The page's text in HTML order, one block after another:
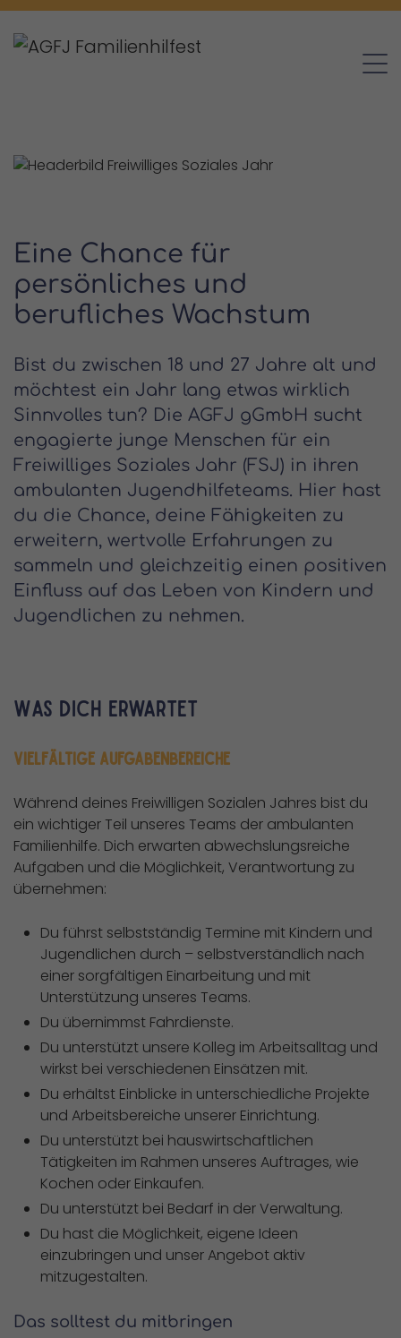
Eine Chance für
persönliches und
berufliches Wachstum
Bist du zwischen 18 und 27 Jahre alt und
möchtest ein Jahr lang etwas wirklich
Sinnvolles tun? Die AGFJ gGmbH sucht
engagierte junge Menschen für ein
Freiwilliges Soziales Jahr (FSJ) in ihren
ambulanten Jugendhilfeteams. Hier hast
du die Chance, deine Fähigkeiten zu
erweitern, wertvolle Erfahrungen zu
sammeln und gleichzeitig einen positiven
Einfluss auf das Leben von Kindern und
Jugendlichen zu nehmen.
Was dich erwartet
Vielfältige Aufgabenbereiche
Während deines Freiwilligen Sozialen Jahres bist du
ein wichtiger Teil unseres Teams der ambulanten
Familienhilfe. Dich erwarten abwechslungsreiche
Aufgaben und die Möglichkeit, Verantwortung zu
übernehmen:
Du führst selbstständig Termine mit Kindern und
Jugendlichen durch – selbstverständlich nach
einer sorgfältigen Einarbeitung und mit
Unterstützung unseres Teams.
Du übernimmst Fahrdienste.
Du unterstützt unsere Kolleg im Arbeitsalltag und
wirkst bei verschiedenen Einsätzen mit.
Du erhältst Einblicke in unterschiedliche Projekte
und Arbeitsbereiche unserer Einrichtung.
Du unterstützt bei hauswirtschaftlichen
Tätigkeiten im Rahmen unseres Auftrages, wie
Kochen oder Einkaufen.
Du unterstützt bei Bedarf in der Verwaltung.
Du hast die Möglichkeit, eigene Ideen
einzubringen und unser Angebot aktiv
mitzugestalten.
Das solltest du mitbringen